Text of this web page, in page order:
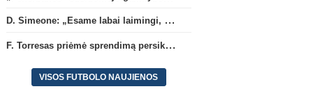
D. Simeone: „Esame labai laimingi, kad turime J. Alvarezą“
F. Torresas priėmė sprendimą persikelti į PSG ekipą
VISOS FUTBOLO NAUJIENOS